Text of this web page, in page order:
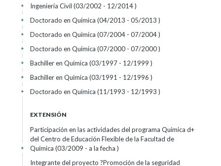
Ingeniería Civil (03/2002 - 12/2014 )
+
Doctorado en Química (04/2013 - 05/2013 )
+
Doctorado en Química (07/2004 - 07/2004 )
+
Doctorado en Química (07/2000 - 07/2000 )
+
Bachiller en Química (03/1997 - 12/1999 )
+
Bachiller en Química (03/1991 - 12/1996 )
+
Doctorado en Química (11/1993 - 12/1993 )
+
EXTENSIÓN
Participación en las actividades del programa Química d+
del Centro de Educación Flexible de la Facultad de
Química (03/2009 - a la fecha )
+
Integrante del proyecto ?Promoción de la seguridad